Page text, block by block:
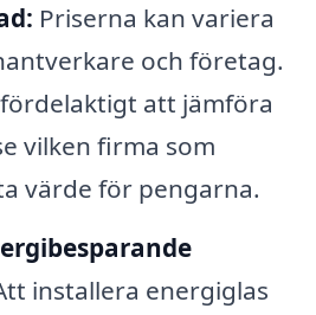
Priserna kan variera
och företag.
att jämföra
vilken firma som
värde för pengarna.
installera energiglas